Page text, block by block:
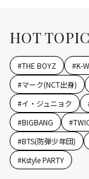
HOT
#THE BOYZ #K-
#マーク(NCT出身)
#イ・ジュニョク
#BIGBANG #
#BTS(防弾少年団)
#Kstyle PARTY